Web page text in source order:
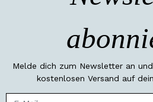
Melde dich zum Newsletter an
kostenlosen Versand auf